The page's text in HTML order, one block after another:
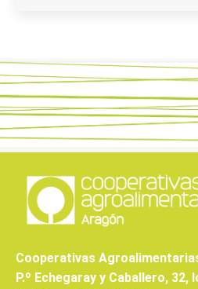
Cooperativas
P.º Echegaray y Caballero,